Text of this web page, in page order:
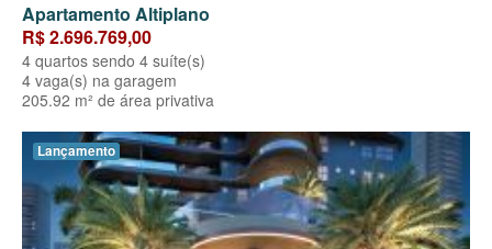
Apartamento Altiplano
R$ 2.696.769,00
4 quartos sendo 4 suíte(s)
4 vaga(s) na garagem
205.92 m² de área privativa
Lançamento